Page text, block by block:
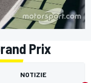
Prix
NOTIZIE